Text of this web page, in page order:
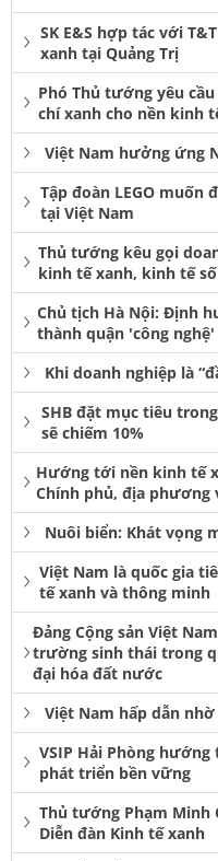
SK E&S hợp tác với
xanh tại Quảng Trị
Phó Thủ tướng yêu
chí xanh cho nền kinh
Việt Nam hưởng ứng
Tập đoàn LEGO
tại Việt Nam
Thủ tướng kêu gọi
kinh tế xanh, kinh tế số
Chủ tịch Hà Nội: Định
thành quận 'công
Khi doanh nghiệp là
SHB đặt mục tiêu
sẽ chiếm 10%
Hướng tới nền kinh tế
Chính phủ, địa phương
Nuôi biển: Khát vọng
Việt Nam là quốc gia
tế xanh và thông minh
Đảng Cộng sản Việt
trường sinh thái trong
đại hóa đất nước
Việt Nam hấp dẫn
VSIP Hải Phòng
phát triển bền vững
Thủ tướng Phạm Minh
Diễn đàn Kinh tế xanh